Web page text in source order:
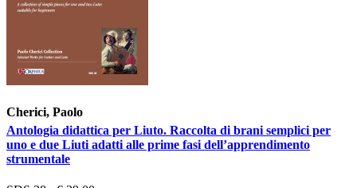
Cherici, Paolo
Antologia didattica per Liuto. Raccolta di brani semplici per
uno e due Liuti adatti alle prime fasi dell’apprendimento
strumentale